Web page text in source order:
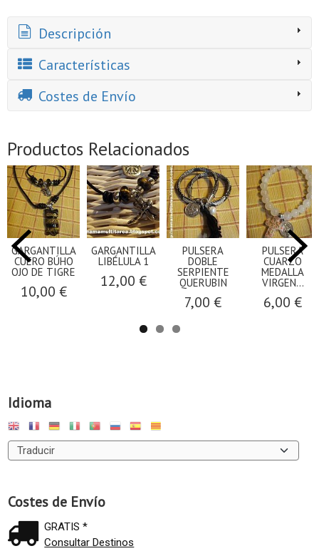
Idioma
Costes de Envío
GRATIS *
Consultar Destinos
Descripción
Características
Costes de Envío
Productos Relacionados
GARGANTILLA
CUERO BÚHO
OJO DE TIGRE
10,00 €
GARGANTILLA
LIBÉLULA 1
12,00 €
PULSERA
DOBLE
SERPIENTE
QUERUBIN
7,00 €
PULSERA
CUARZO
MEDALLA
VIRGEN...
6,00 €